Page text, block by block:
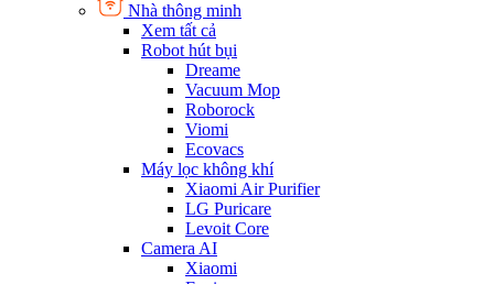
Nhà thông minh
Xem tất cả
Robot hút bụi
Dreame
Vacuum Mop
Roborock
Viomi
Ecovacs
Máy lọc không khí
Xiaomi Air Purifier
LG Puricare
Levoit Core
Camera AI
Xiaomi